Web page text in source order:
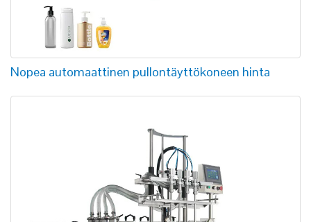
Nopea automaattinen pullontäyttökoneen hinta